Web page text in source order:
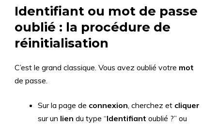
Identifiant ou mot de passe
oublié : la procédure de
réinitialisation
C’est le grand classique. Vous avez oublié votre mot
de passe.
Sur la page de connexion, cherchez et cliquer
sur un lien du type “Identifiant oublié ?” ou